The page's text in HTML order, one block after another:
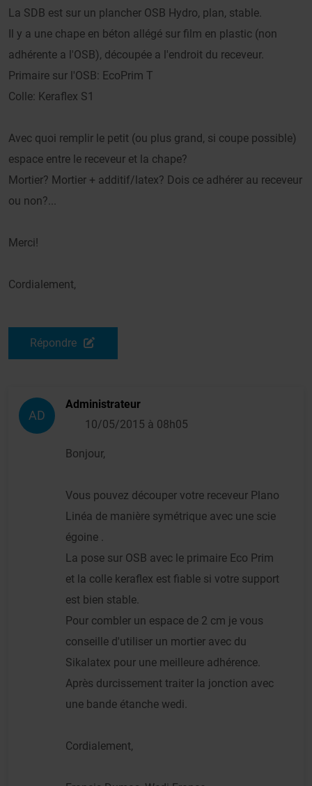
La SDB est sur un plancher OSB Hydro, plan, stable.
Il y a une chape en béton allégé sur film en plastic (non
adhérente a l'OSB), découpée a l'endroit du receveur.
Primaire sur l'OSB: EcoPrim T
Colle: Keraflex S1
Avec quoi remplir le petit (ou plus grand, si coupe possible)
espace entre le receveur et la chape?
Mortier? Mortier + additif/latex? Dois ce adhérer au receveur
ou non?...
Merci!
Cordialement,
Répondre
AD
Administrateur
10/05/2015 à 08h05
Bonjour,
Vous pouvez découper votre receveur Plano
Linéa de manière symétrique avec une scie
égoine .
La pose sur OSB avec le primaire Eco Prim
et la colle keraflex est fiable si votre support
est bien stable.
Pour combler un espace de 2 cm je vous
conseille d'utiliser un mortier avec du
Sikalatex pour une meilleure adhérence.
Après durcissement traiter la jonction avec
une bande étanche wedi.
Cordialement,